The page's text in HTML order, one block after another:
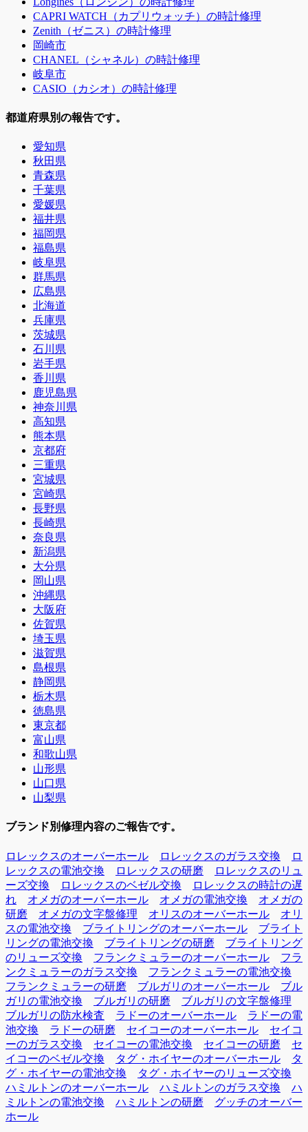
CAPRI WATCH（カプリウォッチ）の時計修理
Zenith（ゼニス）の時計修理
岡崎市
CHANEL（シャネル）の時計修理
岐阜市
CASIO（カシオ）の時計修理
都道府県別の報告です。
愛知県
秋田県
青森県
千葉県
愛媛県
福井県
福岡県
福島県
岐阜県
群馬県
広島県
北海道
兵庫県
茨城県
石川県
岩手県
香川県
鹿児島県
神奈川県
高知県
熊本県
京都府
三重県
宮城県
宮崎県
長野県
長崎県
奈良県
新潟県
大分県
岡山県
沖縄県
大阪府
佐賀県
埼玉県
滋賀県
島根県
静岡県
栃木県
徳島県
東京都
富山県
和歌山県
山形県
山口県
山梨県
ブランド別修理内容のご報告です。
ロレックスのオーバーホール ロレックスのガラス交換
ロ
レックスの電池交換
ロレックスの研磨
ロレックスのリュ
ーズ交換
ロレックスのベゼル交換
ロレックスの時計の遅
れ
オメガのオーバーホール オメガの電池交換
オメガの
研磨
オメガの文字盤修理 オリスのオーバーホール
オリ
スの電池交換
ブライトリングのオーバーホール
ブライト
リングの電池交換
ブライトリングの研磨
ブライトリング
のリューズ交換
フランクミュラーのオーバーホール
フラ
ンクミュラーのガラス交換
フランクミュラーの電池交換
フランクミュラーの研磨
ブルガリのオーバーホール
ブル
ガリの電池交換
ブルガリの研磨
ブルガリの文字盤修理
ブルガリの防水検査
ラドーのオーバーホール
ラドーの電
池交換
ラドーの研磨 セイコーのオーバーホール
セイコ
ーのガラス交換
セイコーの電池交換 セイコーの研磨
セ
イコーのベゼル交換
タグ・ホイヤーのオーバーホール
タ
グ・ホイヤーの電池交換
タグ・ホイヤーのリューズ交換
ハミルトンのオーバーホール
ハミルトンのガラス交換
ハ
ミルトンの電池交換
ハミルトンの研磨
グッチのオーバー
ホール